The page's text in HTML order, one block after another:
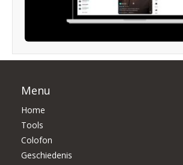
Menu
Home
Tools
Colofon
Geschiedenis